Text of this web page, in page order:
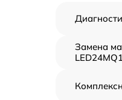
Замена